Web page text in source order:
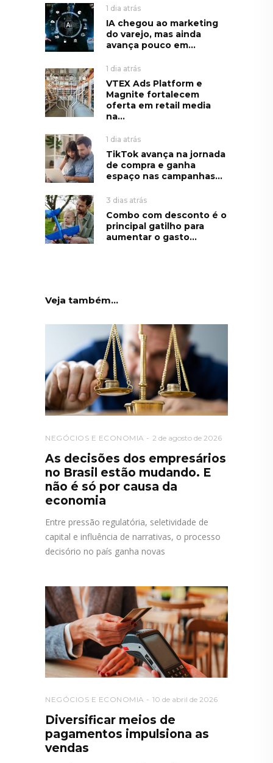
1 dia atrás
IA chegou ao marketing
do varejo, mas ainda
avança pouco em...
1 dia atrás
VTEX Ads Platform e
Magnite fortalecem
oferta em retail media
na...
1 dia atrás
TikTok avança na jornada
de compra e ganha
espaço nas campanhas...
3 dias atrás
Combo com desconto é o
principal gatilho para
aumentar o gasto...
Veja também...
NEGÓCIOS E ECONOMIA 2 de agosto de 2026
As decisões dos empresários
no Brasil estão mudando. E
não é só por causa da
economia
Entre pressão regulatória, seletividade de
capital e influência de narrativas, o processo
decisório no país ganha novas
NEGÓCIOS E ECONOMIA 10 de abril de 2026
Diversificar meios de
pagamentos impulsiona as
vendas